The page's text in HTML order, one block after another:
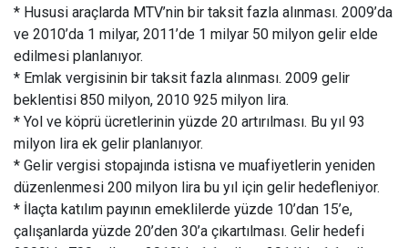
* Hususi araçlarda MTV’nin bir taksit fazla alınması. 2009’da
ve 2010’da 1 milyar, 2011’de 1 milyar 50 milyon gelir elde
edilmesi planlanıyor.
* Emlak vergisinin bir taksit fazla alınması. 2009 gelir
beklentisi 850 milyon, 2010 925 milyon lira.
* Yol ve köprü ücretlerinin yüzde 20 artırılması. Bu yıl 93
milyon lira ek gelir planlanıyor.
* Gelir vergisi stopajında istisna ve muafiyetlerin yeniden
düzenlenmesi 200 milyon lira bu yıl için gelir hedefleniyor.
* İlaçta katılım payının emeklilerde yüzde 10’dan 15’e,
çalışanlarda yüzde 20’den 30’a çıkartılması. Gelir hedefi